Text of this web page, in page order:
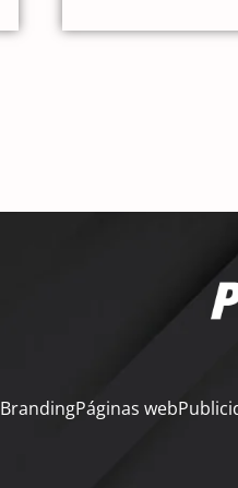
BrandingPáginas web